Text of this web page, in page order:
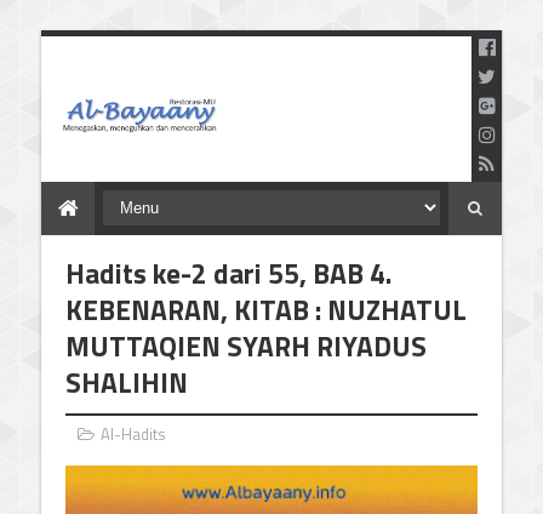
dan Mencerahkan
Hadits ke-2 dari 55, BAB 4.
KEBENARAN, KITAB : NUZHATUL
MUTTAQIEN SYARH RIYADUS
SHALIHIN
Al-Hadits